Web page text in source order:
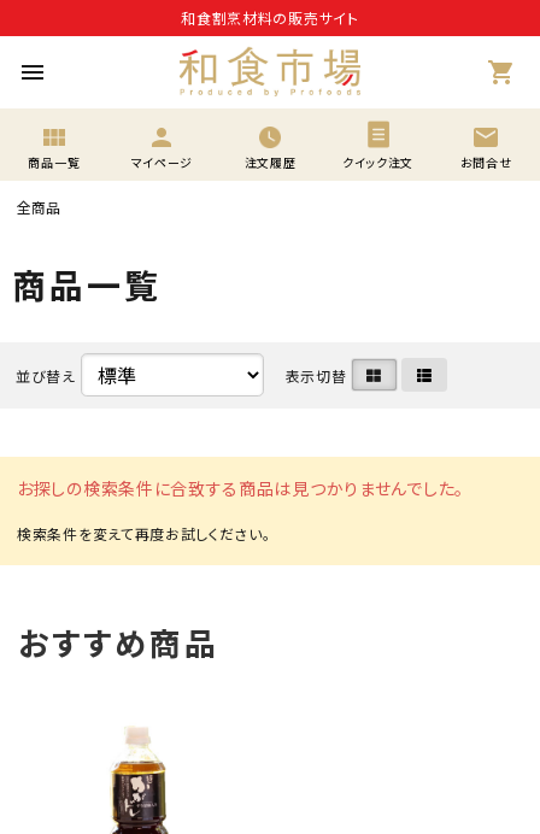
和食割烹材料の販売サイト
menu shopping_cart
view_module
商品一覧
person
マイページ 注文履歴 クイック注文
mail
お問合せ
全商品
商品一覧
並び替え 表示切替
お探しの検索条件に合致する商品は見つかりませんでした。
おすすめ商品